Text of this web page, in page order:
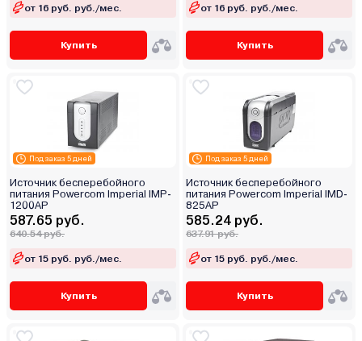
от 16 руб. руб./мес.
Купить
от 16 руб. руб./мес.
Купить
Под заказ 5 дней
Источник бесперебойного
питания Powercom Imperial IMP-
1200AP
587.65 руб.
640.54 руб.
от 15 руб. руб./мес.
Купить
Под заказ 5 дней
Источник бесперебойного
питания Powercom Imperial IMD-
825AP
585.24 руб.
637.91 руб.
от 15 руб. руб./мес.
Купить